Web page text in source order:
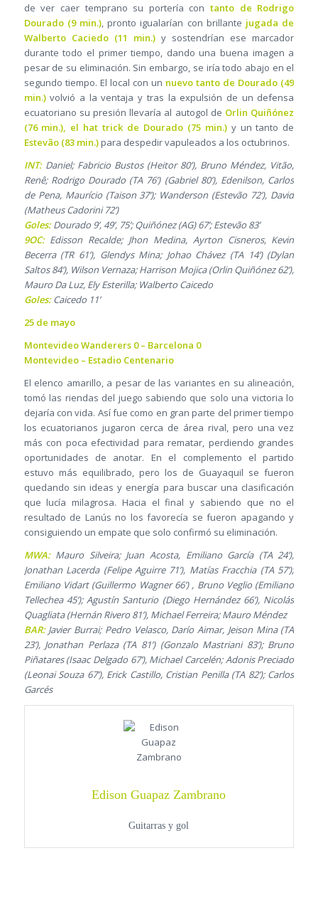
de ver caer temprano su portería contanto de Rodrigo
Dourado (9 min.) , pronto igualarían con brillante jugada de
Walberto Caciedo (11 min.)y sostendrían ese marcador
durante todo el primer tiempo, dando una buena imagen a
pesar de su eliminación. Sin embargo, se iría todo abajo en el
segundo tiempo. El local con un nuevo tanto de Dourado (49
min.)volvió a la ventaja y tras la expulsión de un defensa
ecuatoriano su presión llevaría al autogol de Orlin Quiñónez
(76 min.), el hat trick de Dourado (75 min.)y un tanto de
Estevão (83 min.)para despedir vapuleados a los octubrinos.
INT:Daniel; Fabricio Bustos (Heitor 80’), Bruno Méndez, Vitão,
Renê; Rodrigo Dourado (TA 76’) (Gabriel 80’), Edenilson, Carlos
de Pena, Maurício (Taison 37’); Wanderson (Estevão 72’), David
(Matheus Cadorini 72’)
Goles:Dourado 9’, 49’, 75’; Quiñónez (AG) 67’; Estevão 83’
9OC:Edisson Recalde; Jhon Medina, Ayrton Cisneros, Kevin
Becerra (TR 61’), Glendys Mina; Johao Chávez (TA 14’) (Dylan
Saltos 84’), Wilson Vernaza; Harrison Mojica (Orlin Quiñónez 62’),
Mauro Da Luz, Ely Esterilla; Walberto Caicedo
Goles:Caicedo 11’
25 de mayo
Montevideo Wanderers 0 – Barcelona 0
Montevideo – Estadio Centenario
El elenco amarillo, a pesar de las variantes en su alineación,
tomó las riendas del juego sabiendo que solo una victoria lo
dejaría con vida. Así fue como en gran parte del primer tiempo
los ecuatorianos jugaron cerca de área rival, pero una vez
más con poca efectividad para rematar, perdiendo grandes
oportunidades de anotar. En el complemento el partido
estuvo más equilibrado, pero los de Guayaquil se fueron
quedando sin ideas y energía para buscar una clasificación
que lucía milagrosa. Hacia el final y sabiendo que no el
resultado de Lanús no los favorecía se fueron apagando y
consiguiendo un empate que solo confirmó su eliminación.
MWA:Mauro Silveira; Juan Acosta, Emiliano García (TA 24’),
Jonathan Lacerda (Felipe Aguirre 71’), Matías Fracchia (TA 57’);
Emiliano Vidart (Guillermo Wagner 66’) , Bruno Veglio (Emiliano
Tellechea 45’); Agustín Santurio (Diego Hernández 66’), Nicolás
Quagliata (Hernán Rivero 81’), Michael Ferreira; Mauro Méndez
BAR:Javier Burrai; Pedro Velasco, Darío Aimar, Jeison Mina (TA
23’), Jonathan Perlaza (TA 81’) (Gonzalo Mastriani 83’); Bruno
Piñatares (Isaac Delgado 67’), Michael Carcelén; Adonis Preciado
(Leonai Souza 67’), Erick Castillo, Cristian Penilla (TA 82’); Carlos
Garcés
Edison Guapaz Zambrano
Guitarras y gol